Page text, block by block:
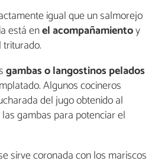
igual que un salmorejo
está enel acompañamientoy
gambas o langostinos pelados
Algunos cocineros
del jugo obtenido al
gambas para potenciar el
sirve coronada con los mariscos